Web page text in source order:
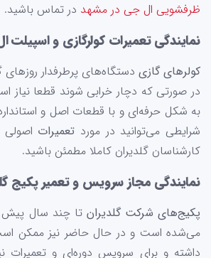
ظرفشویی ال جی در مشهد در تماس باشید.
نمایندگی تعمیرات کولرگازی و
کولرهای گازی دستگاه‌های پرطرفدار
در صورتی که دچار خرابی شوند قطعا نیاز
به شکل حرفه‌ای و با قطعات اصل و
شرایطی می‌توانید در مورد تعمیرات
کارشناسان گلدیران کاملا مطمئن باشید.
نمایندگی مجاز سرویس و تعمیر پکیج
پکیج‌های شرکت گلدیران تا چند سال پیش
می‌شده است و در حال حاضر نیز ممکن
داشته و برای سرویس دوره‌ای و تعمیرات